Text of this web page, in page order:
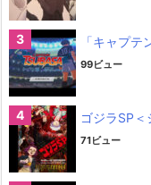
「キャプテ
99ビュー
ゴジラSP
71ビュー